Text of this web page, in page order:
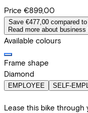
Price €899,00
Save €477,00 compared
Read more about business
Available colours
Frame shape
Diamond
EMPLOYEE SELF-
Lease this bike through